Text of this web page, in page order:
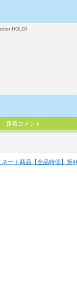
HOLDI
新着コメント